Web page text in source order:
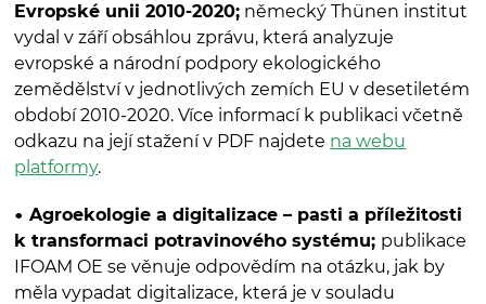
Evropské unii 2010-2020; německý Thünen institut
vydal v září obsáhlou zprávu, která analyzuje
evropské a národní podpory ekologického
zemědělství v jednotlivých zemích EU v desetiletém
období 2010-2020. Více informací k publikaci včetně
odkazu na její stažení v PDF najdete na webu
platformy.
Agroekologie a digitalizace– pasti a příležitosti
k transformaci potravinového systému; publikace
IFOAM OE se věnuje odpovědím na otázku, jak by
měla vypadat digitalizace, která je v souladu